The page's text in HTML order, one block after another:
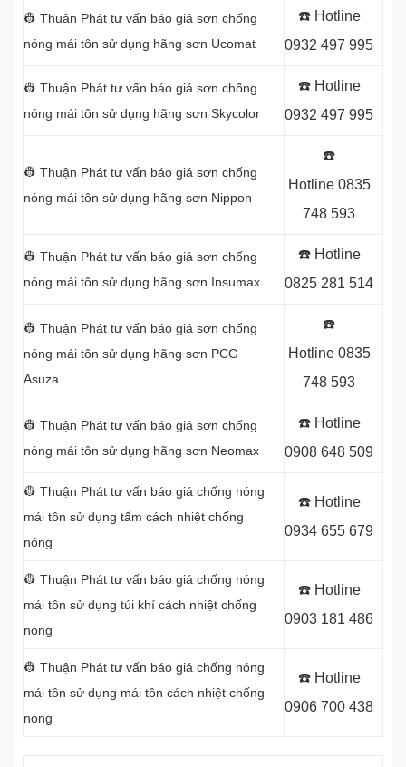
👷 Thuận Phát tư vấn báo giá sơn chống
nóng mái tôn sử dụng hãng sơn Ucomat
☎️ Hotline
0932 497 995
👷 Thuận Phát tư vấn báo giá sơn chống
nóng mái tôn sử dụng hãng sơn Skycolor
☎️ Hotline
0932 497 995
👷 Thuận Phát tư vấn báo giá sơn chống
nóng mái tôn sử dụng hãng sơn Nippon
☎️
Hotline0835
748 593
👷 Thuận Phát tư vấn báo giá sơn chống
nóng mái tôn sử dụng hãng sơn Insumax
☎️ Hotline
0825 281 514
👷 Thuận Phát tư vấn báo giá sơn chống
nóng mái tôn sử dụng hãng sơn PCG
Asuza
☎️
Hotline0835
748 593
👷 Thuận Phát tư vấn báo giá sơn chống
nóng mái tôn sử dụng hãng sơn Neomax
☎️ Hotline
0908 648 509
👷 Thuận Phát tư vấn báo giá chống nóng
mái tôn sử dụng tấm cách nhiệt chống
nóng
☎️ Hotline
0934 655 679
👷 Thuận Phát tư vấn báo giá chống nóng
mái tôn sử dụng túi khí cách nhiệt chống
nóng
☎️ Hotline
0903 181 486
👷 Thuận Phát tư vấn báo giá chống nóng
mái tôn sử dụng mái tôn cách nhiệt chống
nóng
☎️ Hotline
0906 700 438